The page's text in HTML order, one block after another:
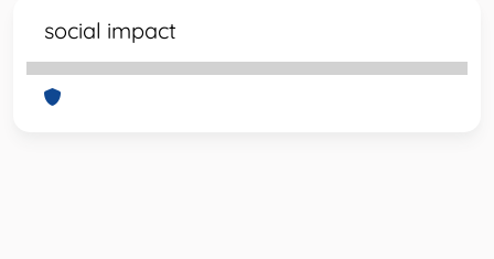
social impact